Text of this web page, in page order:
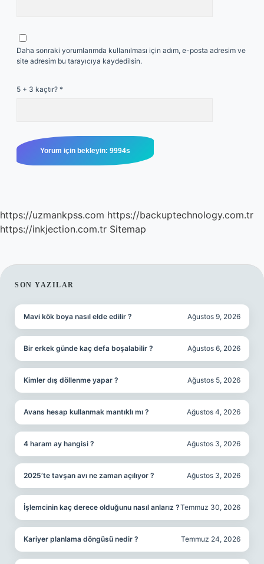
Daha sonraki yorumlarımda kullanılması için adım, e-posta adresim ve
site adresim bu tarayıcıya kaydedilsin.
5 + 3 kaçtır? *
https://uzmankpss.com https://backuptechnology.com.tr
https://inkjection.com.tr Sitemap
SIDEBAR
SON YAZILAR
Mavi kök boya nasıl elde edilir ? Ağustos 9, 2026
Bir erkek günde kaç defa boşalabilir ? Ağustos 6, 2026
Kimler dış döllenme yapar ? Ağustos 5, 2026
Avans hesap kullanmak mantıklı mı ? Ağustos 4, 2026
4 haram ay hangisi ? Ağustos 3, 2026
2025’te tavşan avı ne zaman açılıyor ? Ağustos 3, 2026
İşlemcinin kaç derece olduğunu nasıl anlarız ?Temmuz 30, 2026
Kariyer planlama döngüsü nedir ? Temmuz 24, 2026